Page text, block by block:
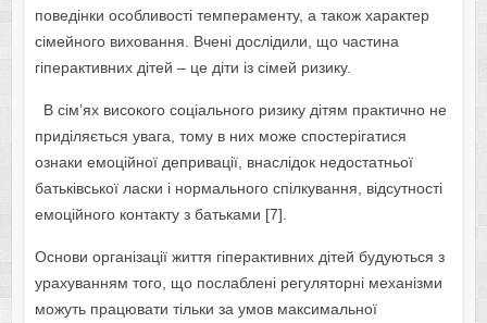
поведінки особливості темпераменту, а також характер
сімейного виховання. Вчені дослідили, що частина
гіперактивних дітей – це діти із сімей ризику.
В сім’ях високого соціального ризику дітям практично не
приділяється увага, тому в них може спостерігатися
ознаки емоційної депривації, внаслідок недостатньої
батьківської ласки і нормального спілкування, відсутності
емоційного контакту з батьками [7].
Основи організації життя гіперактивних дітей будуються з
урахуванням того, що послаблені регуляторні механізми
можуть працювати тільки за умов максимальної